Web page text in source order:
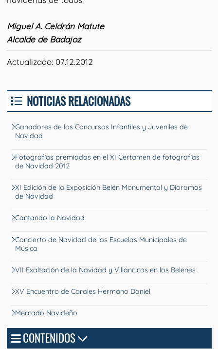
Miguel A. Celdrán Matute
Alcalde de Badajoz
Actualizado: 07.12.2012
NOTICIAS RELACIONADAS
Ganadores de los Concursos Infantiles y Juveniles de
Navidad
Fotografías premiadas en el XI Certamen de fotografías
de Navidad 2012
XI Edición de la Exposición Belén Monumental y Dioramas
de Navidad
Cantando la Navidad
Concierto de Navidad de las Escuelas Municipales de
Música
VII Exaltación de la Navidad y Villancicos en los Belenes
XV Encuentro de Corales Hermano Daniel
Mercado Navideño
CONTENIDOS